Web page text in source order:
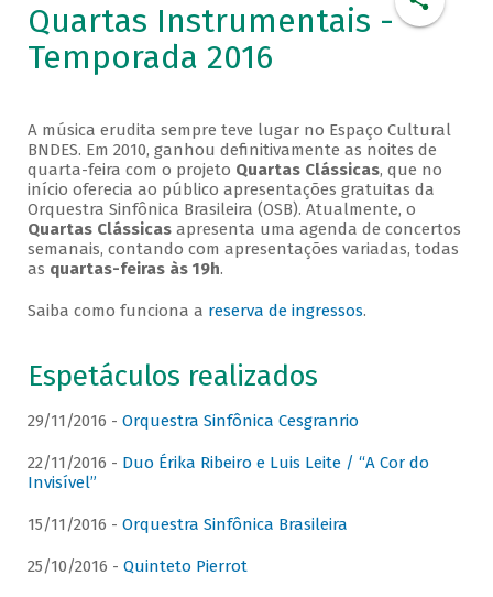
Quartas Instrumentais -
Temporada 2016
A música erudita sempre teve lugar no Espaço Cultural
BNDES. Em 2010, ganhou definitivamente as noites de
quarta-feira com o projeto Quartas Clássicas, que no
início oferecia ao público apresentações gratuitas da
Orquestra Sinfônica Brasileira (OSB). Atualmente, o
Quartas Clássicasapresenta uma agenda de concertos
semanais, contando com apresentações variadas, todas
as quartas-feiras às 19h.
Saiba como funciona a reserva de ingressos.
Espetáculos realizados
29/11/2016 - Orquestra Sinfônica Cesgranrio
22/11/2016 - Duo Érika Ribeiro e Luis Leite / “A Cor do
Invisível”
15/11/2016 - Orquestra Sinfônica Brasileira
25/10/2016 - Quinteto Pierrot